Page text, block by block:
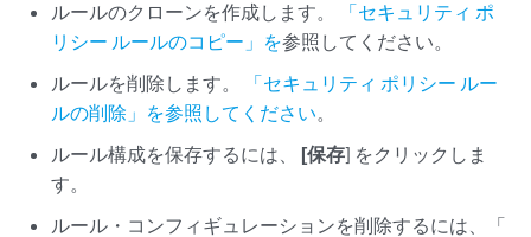
ルールのクローンを作成します。
「セキュリティ ポ
リシー ルールのコピー」を参照してください。
ルールを削除します。
「セキュリティ ポリシー ルー
ルの削除」を参照してください。
ルール構成を保存するには、 [保存] をクリックしま
す。
ルール・コンフィギュレーションを削除するには、「